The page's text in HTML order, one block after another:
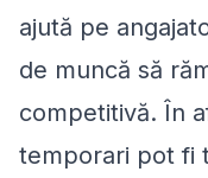
ajută pe
de muncă să
competitivă. În
temporari pot fi